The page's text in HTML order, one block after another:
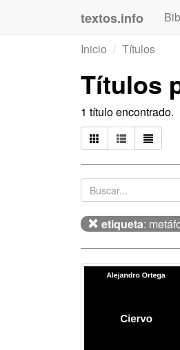
textos.info
Inicio
Títulos
Títulos
1 título encontrado.
etiqueta: